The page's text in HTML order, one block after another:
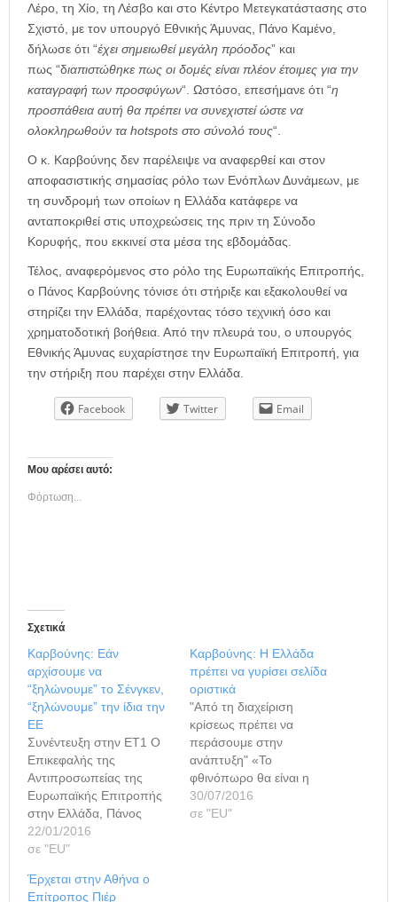
Λέρο, τη Χίο, τη Λέσβο και στο Κέντρο Μετεγκατάστασης στο
Σχιστό, με τον υπουργό Εθνικής Άμυνας, Πάνο Καμένο,
δήλωσε ότι “έχει σημειωθεί μεγάλη πρόοδος” και
πως “διαπιστώθηκε πως οι δομές είναι πλέον έτοιμες για την
καταγραφή των προσφύγων“. Ωστόσο, επεσήμανε ότι “η
προσπάθεια αυτή θα πρέπει να συνεχιστεί ώστε να
ολοκληρωθούν τα hotspots στο σύνολό τους“.
Ο κ. Καρβούνης δεν παρέλειψε να αναφερθεί και στον
αποφασιστικής σημασίας ρόλο των Ενόπλων Δυνάμεων, με
τη συνδρομή των οποίων η Ελλάδα κατάφερε να
ανταποκριθεί στις υποχρεώσεις της πριν τη Σύνοδο
Κορυφής, που εκκινεί στα μέσα της εβδομάδας.
Τέλος, αναφερόμενος στο ρόλο της Ευρωπαϊκής Επιτροπής,
ο Πάνος Καρβούνης τόνισε ότι στήριξε και εξακολουθεί να
στηρίζει την Ελλάδα, παρέχοντας τόσο τεχνική όσο και
χρηματοδοτική βοήθεια. Από την πλευρά του, ο υπουργός
Εθνικής Άμυνας ευχαρίστησε την Ευρωπαϊκή Επιτροπή, για
την στήριξη που παρέχει στην Ελλάδα.
Facebook Twitter Email
Μου αρέσει αυτό:
Φόρτωση...
Σχετικά
Καρβούνης: Εάν
αρχίσουμε να
“ξηλώνουμε” το Σένγκεν,
“ξηλώνουμε” την ίδια την
ΕΕ
Συνέντευξη στην ΕΤ1 Ο
Επικεφαλής της
Αντιπροσωπείας της
Ευρωπαϊκής Επιτροπής
στην Ελλάδα, Πάνος
Καρβούνης, στην
εκπομπή “Europe” με
ΕΡΤ1, σχολίασε τα
22/01/2016
σε "ΕU"
Καρβούνης: Η Ελλάδα
πρέπει να γυρίσει σελίδα
οριστικά
"Από τη διαχείριση
κρίσεως πρέπει να
περάσουμε στην
ανάπτυξη" «Το
φθινόπωρο θα είναι η
ώρα της αλήθειας» για
την Ελλάδα, εκτιμά ο
30/07/2016
σε "ΕU"
Έρχεται στην Αθήνα ο
Επίτροπος Πιέρ